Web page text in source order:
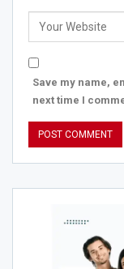
Save my name,
next time I